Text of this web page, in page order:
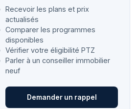
Recevoir les plans et prix
actualisés
Comparer les programmes
disponibles
Vérifier votre éligibilité PTZ
Parler à un conseiller immobilier
neuf
Demander un rappel